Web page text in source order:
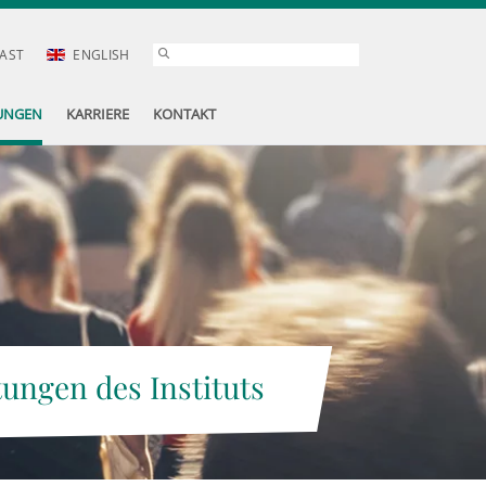
ENGLISH
KARRIERE KONTAKT
des Instituts